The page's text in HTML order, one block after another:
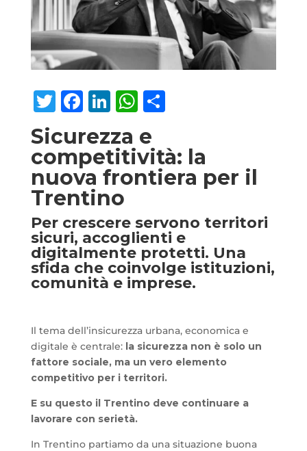
Twitter
Facebook
LinkedIn
WhatsApp
Condividi
Sicurezza e
competitività: la
nuova frontiera per il
Trentino
Per crescere servono territori
sicuri, accoglienti e
digitalmente protetti. Una
sfida che coinvolge istituzioni,
comunità e imprese.
Il tema dell’insicurezza urbana, economica e
digitale è centrale: la sicurezza non è solo un
fattore sociale, ma un vero elemento
competitivo per i territori.
E su questo il Trentino deve continuare a
lavorare con serietà.
In Trentino partiamo da una situazione buona